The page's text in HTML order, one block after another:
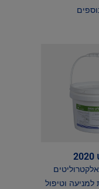
למניעה וטיפול